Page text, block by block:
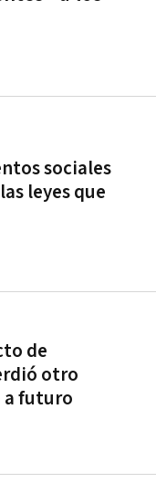
sociales
leyes que
de
otro
a futuro